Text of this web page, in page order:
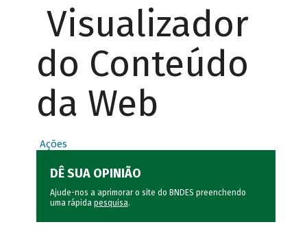
Visualizador
do Conteúdo
da Web
Ações
DÊ SUA OPINIÃO
Ajude-nos a aprimorar o site do BNDES preenchendo
uma rápida pesquisa.